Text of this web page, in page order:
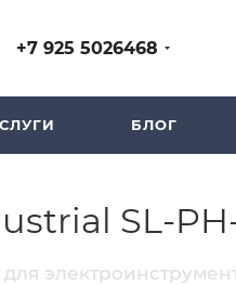
+7 925 5026468
БЛОГ
SL-